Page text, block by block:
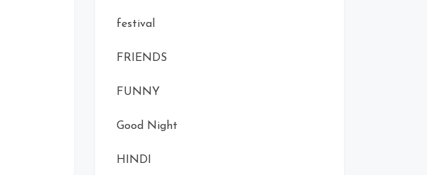
festival
FRIENDS
FUNNY
Good Night
HINDI